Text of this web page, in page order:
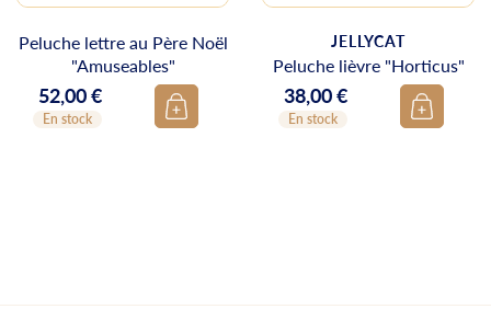
Peluche lettre au Père Noël
"Amuseables"
Prix
52,00 €
En stock
JELLYCAT
Peluche lièvre "Horticus"
Prix
38,00 €
En stock